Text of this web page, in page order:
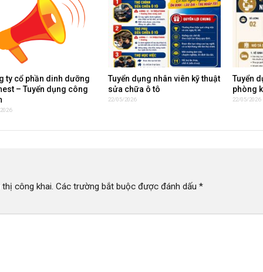
ty cổ phần dinh dưỡng
– Tuyển dụng công
Tuyển dụng nhân viên kỹ thuật
sửa chữa ô tô
22/05/2026
Tuyển
phòng
22/05/2026
công khai. Các trường bắt buộc được đánh dấu *